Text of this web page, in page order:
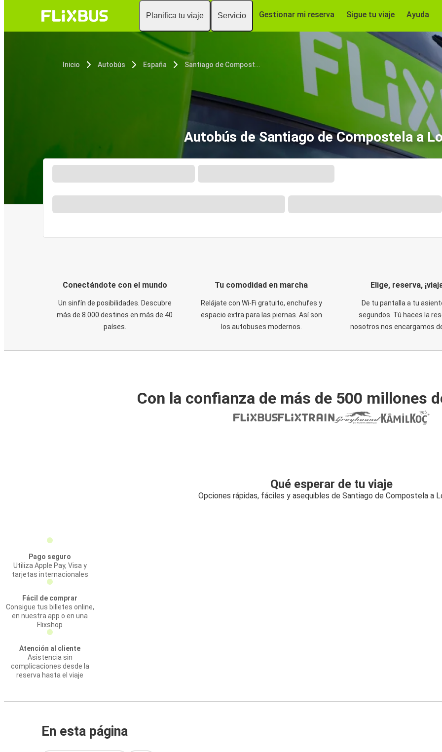
Planifica tu viaje Servicio Gestionar mi reserva Sigue tu viaje Ayuda
Inicio Autobús España Santiago de Compostela
Autobús de Santiago de Compostela a
Conectándote con el mundo
Un sinfín de posibilidades. Descubre
más de 8.000 destinos en más de 40
países.
Tu comodidad en marcha
Relájate con Wi-Fi gratuito, enchufes y
espacio extra para las piernas. Así son
los autobuses modernos.
Elige, reserva,
De tu pantalla a tu
segundos. Tú haces la
nosotros nos encargamos
Con la confianza de más de 500 millones
Qué esperar de tu viaje
Opciones rápidas, fáciles y asequibles de Santiago de Compostela a
Pago seguro
Utiliza Apple Pay, Visa y
tarjetas internacionales
Fácil de comprar
Consigue tus billetes online,
en nuestra app o en una
Flixshop
Atención al cliente
Asistencia sin
complicaciones desde la
reserva hasta el viaje
En esta página